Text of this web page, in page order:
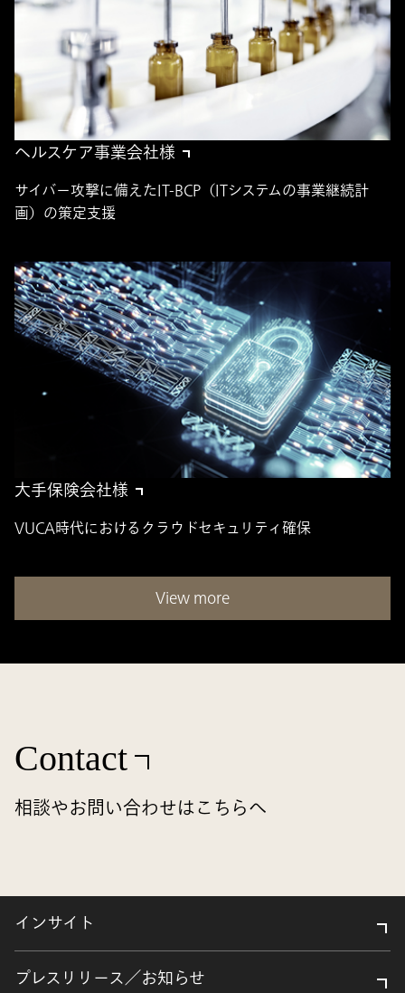
ヘルスケア事業会社様
サイバー攻撃に備えたIT-BCP（ITシステムの事業継続計
画）の策定支援
大手保険会社様
VUCA時代におけるクラウドセキュリティ確保
View more
Contact
相談やお問い合わせはこちらへ
インサイト
プレスリリース／お知らせ